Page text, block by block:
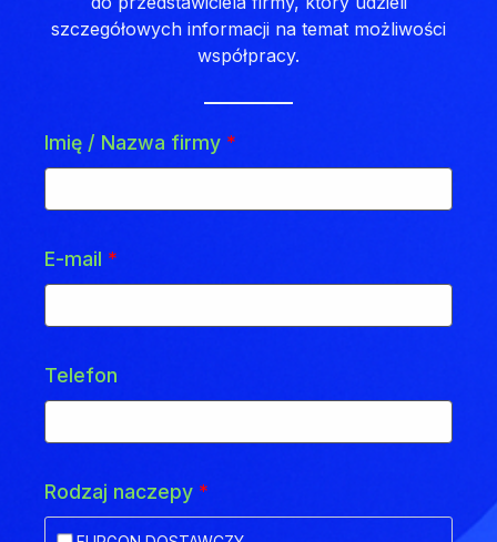
szczegółowych informacji na temat możliwości
współpracy.
Imię / Nazwa firmy *
E-mail *
Telefon
Rodzaj naczepy *